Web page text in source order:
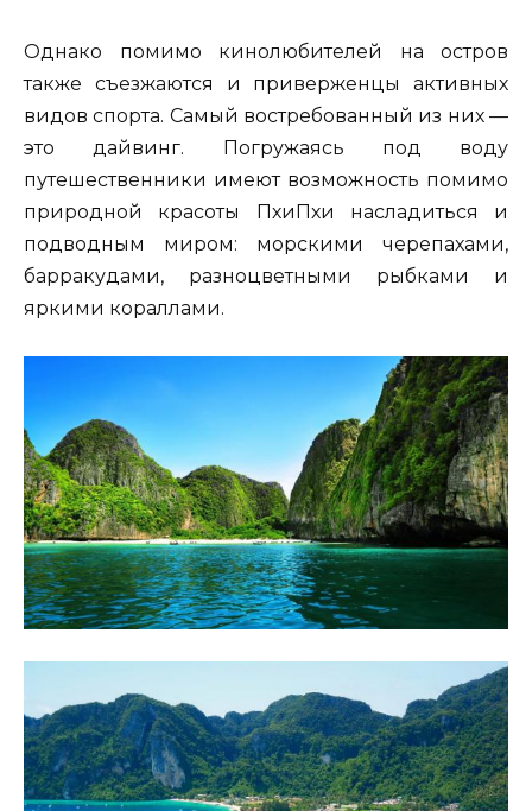
Однако помимо кинолюбителей на остров
также съезжаются и приверженцы активных
видов спорта. Самый востребованный из них —
это дайвинг. Погружаясь под воду
путешественники имеют возможность помимо
природной красоты ПхиПхи насладиться и
подводным миром: морскими черепахами,
барракудами, разноцветными рыбками и
яркими кораллами.